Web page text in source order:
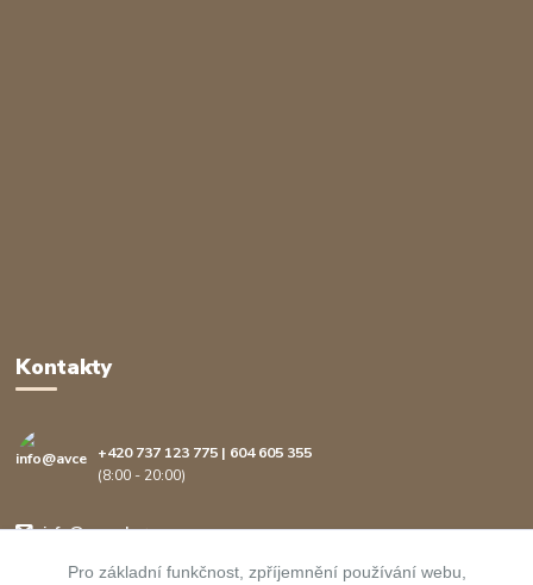
Kontakty
+420 737 123 775 | 604 605 355
(8:00 - 20:00)
info@avcenter.cz
Pro základní funkčnost, zpříjemnění používání webu,